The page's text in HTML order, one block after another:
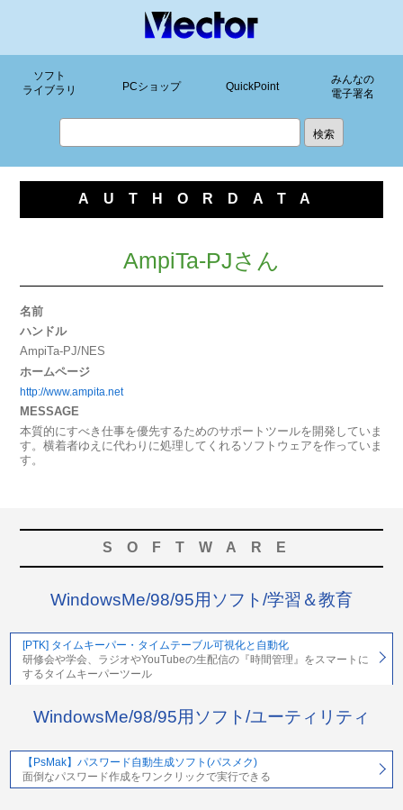
ソフト
ライブラリ
PCショップ QuickPoint
みんなの
電子署名
AUTHORDATA
AmpiTa-PJさん
名前
ハンドル
AmpiTa-PJ/NES
ホームページ
http://www.ampita.net
MESSAGE
本質的にすべき仕事を優先するためのサポートツールを開発していま
す。横着者ゆえに代わりに処理してくれるソフトウェアを作っていま
す。
SOFTWARE
WindowsMe/98/95用ソフト/学習＆教育
[PTK] タイムキーパー・タイムテーブル可視化と自動化
研修会や学会、ラジオやYouTubeの生配信の『時間管理』をスマートに
するタイムキーパーツール
WindowsMe/98/95用ソフト/ユーティリティ
【PsMak】パスワード自動生成ソフト(パスメク)
面倒なパスワード作成をワンクリックで実行できる